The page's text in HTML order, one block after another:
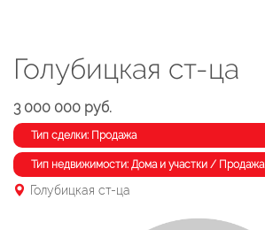
Голубицкая ст-ца
3 000 000 руб.
Тип сделки: Продажа
Тип недвижимости: Дома и участки / Продажа
Голубицкая ст-ца